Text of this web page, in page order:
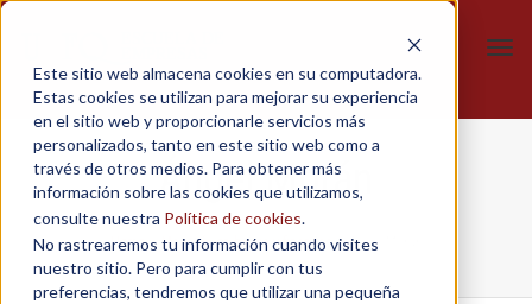
Este sitio web almacena cookies en su computadora.
Estas cookies se utilizan para mejorar su experiencia
en el sitio web y proporcionarle servicios más
personalizados, tanto en este sitio web como a
través de otros medios. Para obtener más
información sobre las cookies que utilizamos,
consulte nuestra Política de cookies.
No rastrearemos tu información cuando visites
nuestro sitio. Pero para cumplir con tus
preferencias, tendremos que utilizar una pequeña
Ángel Morán
Home / Maestría en banca y finanzas / Ángel Morán